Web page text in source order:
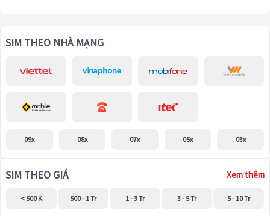
SIM THEO NHÀ MẠNG
09x 08x 07x 05x 03x
SIM THEO GIÁ Xem thêm
< 500 K 500 - 1 Tr 1 - 3 Tr 3 - 5 Tr 5 - 10 Tr